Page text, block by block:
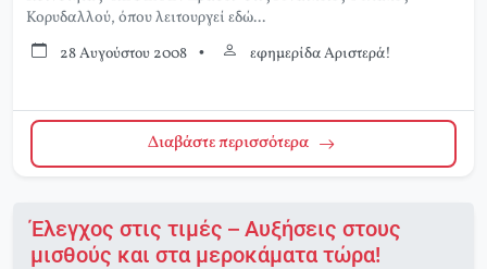
Κορυδαλλού, όπου λειτουργεί εδώ...
28 Αυγούστου 2008 • εφημερίδα Αριστερά!
Διαβάστε περισσότερα
Έλεγχος στις τιμές – Αυξήσεις στους
μισθούς και στα μεροκάματα τώρα!